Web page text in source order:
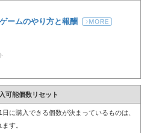
ームのやり方と報酬
可能個数リセット
に購入できる個数が決まっているものは、
す。